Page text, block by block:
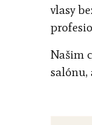
vlasy
Našim
salónu,